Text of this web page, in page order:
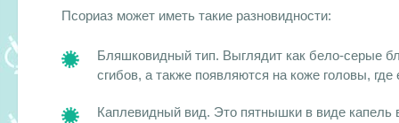
Псориаз может иметь такие разновидности:
Бляшковидный тип. Выглядит как бело-серые
сгибов, а также появляются на коже головы,
Каплевидный вид. Это пятнышки в виде капель